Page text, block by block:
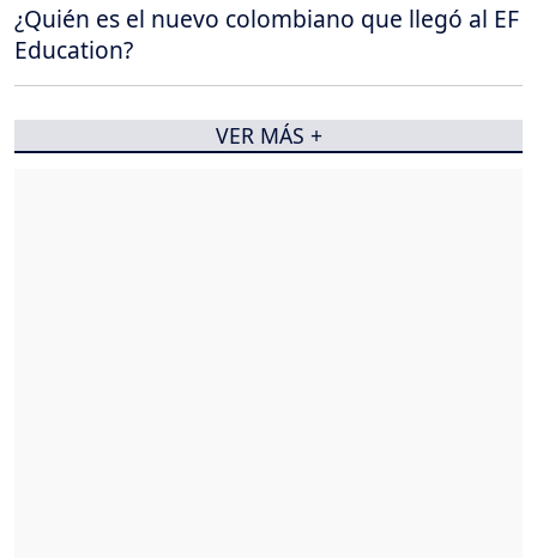
¿Quién es el nuevo colombiano que llegó al EF
Education?
VER MÁS +